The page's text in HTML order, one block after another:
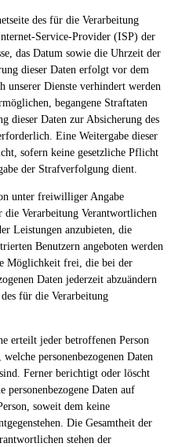
des für die Verarbeitung
Service-Provider (ISP) der
das Datum sowie die Uhrzeit der
dieser Daten erfolgt vor dem
unserer Dienste verhindert werden
begangene Straftaten
dieser Daten zur Absicherung des
Eine Weitergabe dieser
sofern keine gesetzliche Pflicht
der Strafverfolgung dient.
unter freiwilliger Angabe
die Verarbeitung Verantwortlichen
Leistungen anzubieten, die
Benutzern angeboten werden
Möglichkeit frei, die bei der
Daten jederzeit abzuändern
für die Verarbeitung
erteilt jeder betroffenen Person
personenbezogenen Daten
Ferner berichtigt oder löscht
Daten auf
soweit dem keine
Die Gesamtheit der
stehen der